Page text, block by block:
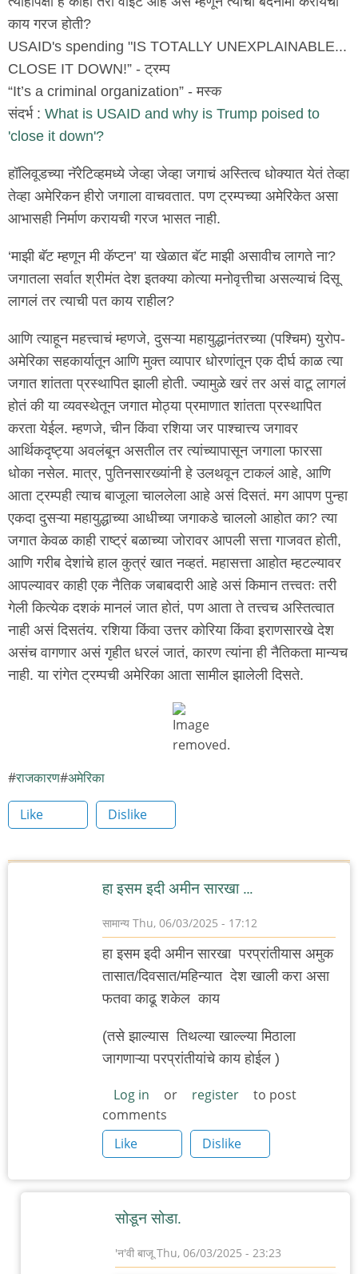
काय गरज होती?
USAID's spending "IS TOTALLY UNEXPLAINABLE...
CLOSE IT DOWN!” - ट्रम्प
“It’s a criminal organization” - मस्क
संदर्भ : What is USAID and why is Trump poised to
'close it down'?
हॉलिवूडच्या नॅरेटिव्हमध्ये जेव्हा जेव्हा जगाचं अस्तित्व धोक्यात येतं तेव्हा
तेव्हा अमेरिकन हीरो जगाला वाचवतात. पण ट्रम्पच्या अमेरिकेत असा
आभासही निर्माण करायची गरज भासत नाही.
‘माझी बॅट म्हणून मी कॅप्टन’ या खेळात बॅट माझी असावीच लागते ना?
जगातला सर्वात श्रीमंत देश इतक्या कोत्या मनोवृत्तीचा असल्याचं दिसू
लागलं तर त्याची पत काय राहील?
आणि त्याहून महत्त्वाचं म्हणजे, दुसऱ्या महायुद्धानंतरच्या (पश्चिम) युरोप-
अमेरिका सहकार्यातून आणि मुक्त व्यापार धोरणांतून एक दीर्घ काळ त्या
जगात शांतता प्रस्थापित झाली होती. ज्यामुळे खरं तर असं वाटू लागलं
होतं की या व्यवस्थेतून जगात मोठ्या प्रमाणात शांतता प्रस्थापित
करता येईल. म्हणजे, चीन किंवा रशिया जर पाश्चात्त्य जगावर
आर्थिकदृष्ट्या अवलंबून असतील तर त्यांच्यापासून जगाला फारसा
धोका नसेल. मात्र, पुतिनसारख्यांनी हे उलथवून टाकलं आहे, आणि
आता ट्रम्पही त्याच बाजूला चाललेला आहे असं दिसतं. मग आपण पुन्हा
एकदा दुसऱ्या महायुद्धाच्या आधीच्या जगाकडे चाललो आहोत का? त्या
जगात केवळ काही राष्ट्रं बळाच्या जोरावर आपली सत्ता गाजवत होती,
आणि गरीब देशांचे हाल कुत्रं खात नव्हतं. महासत्ता आहोत म्हटल्यावर
आपल्यावर काही एक नैतिक जबाबदारी आहे असं किमान तत्त्वतः तरी
गेली कित्येक दशकं मानलं जात होतं, पण आता ते तत्त्वच अस्तित्वात
नाही असं दिसतंय. रशिया किंवा उत्तर कोरिया किंवा इराणसारखे देश
असंच वागणार असं गृहीत धरलं जातं, कारण त्यांना ही नैतिकता मान्यच
नाही. या रांगेत ट्रम्पची अमेरिका आता सामील झालेली दिसते.
राजकारण अमेरिका
Like Dislike
हा इसम इदी अमीन सारखा …
सामान्य Thu, 06/03/2025 - 17:12
हा इसम इदी अमीन सारखा परप्रांतीयास अमुक
तासात/दिवसात/महिन्यात देश खाली करा असा
फतवा काढू शकेल काय
(तसे झाल्यास तिथल्या खाल्ल्या मिठाला
जागणाऱ्या परप्रांतीयांचे काय होईल )
Log in or register
to post
comments
Like
Dislike
सोडून सोडा.
'न'वी बाजूThu, 06/03/2025 - 23:23